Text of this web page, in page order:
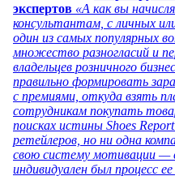
экспертов «А как вы
консультантам, с личных
один из самых популярных
множество разногласий и
владельцев розничного
правильно формировать
с премиями, откуда взять
сотрудникам покупать
поисках истины Shoes
ретейлеров, но ни одна
свою систему мотивации —
индивидуален был процесс